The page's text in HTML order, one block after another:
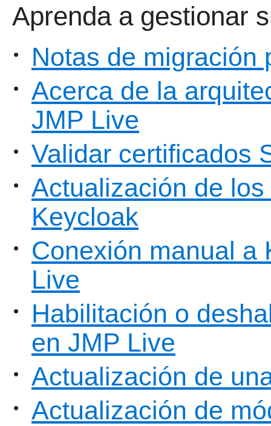
Aprenda a gestionar
• Notas de migración
•
Acerca de la
JMP Live
• Validar certificados
•
Actualización de
Keycloak
•
Conexión manual a
Live
•
Habilitación o
en JMP Live
• Actualización de
• Actualización de